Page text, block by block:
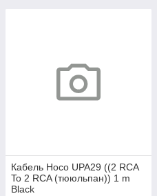
Кабель Hoco UPA29 ((2 RCA
To 2 RCA (тююльпан)) 1 m
Black